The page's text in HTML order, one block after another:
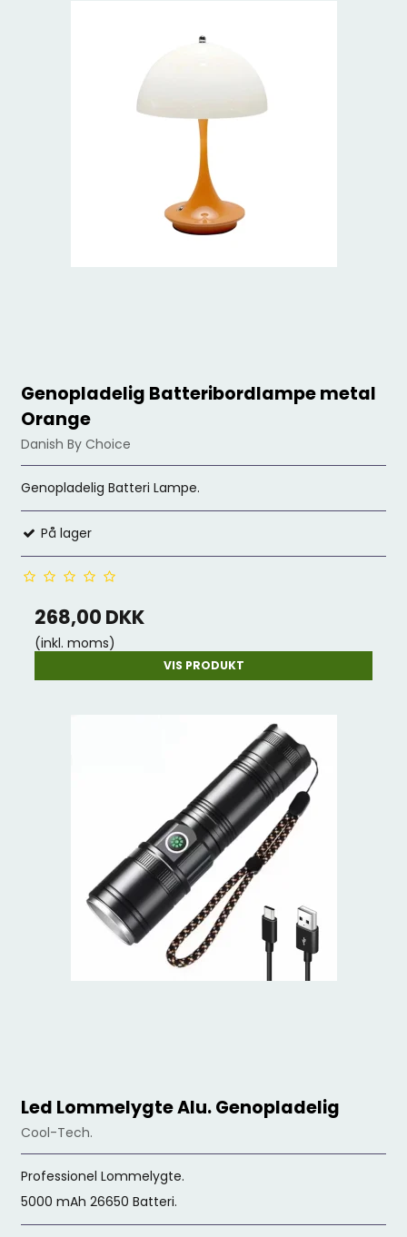
Genopladelig Batteribordlampe metal
Orange
Danish By Choice
Genopladelig Batteri Lampe.
På lager
268,00 DKK
(inkl. moms)
VIS PRODUKT
Led Lommelygte Alu. Genopladelig
Cool-Tech.
Professionel Lommelygte.
5000 mAh 26650 Batteri.